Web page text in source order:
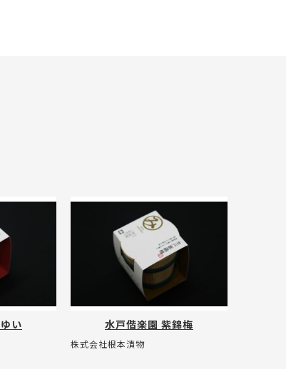
い 水戸偕楽園 紫錦梅
株式会社根本漬物